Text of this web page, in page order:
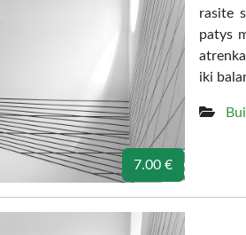
7.00 €
rasite
patys
iki